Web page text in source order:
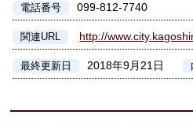
電話番号 099-812-7740
関連URL http://
最終更新日 2018年9月21日